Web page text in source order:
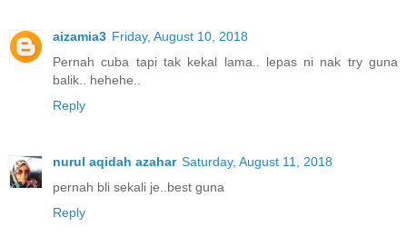
aizamia3 Friday, August 10, 2018
Pernah cuba tapi tak kekal lama.. lepas ni nak try guna
balik.. hehehe..
Reply
nurul aqidah azahar Saturday, August 11, 2018
pernah bli sekali je..best guna
Reply